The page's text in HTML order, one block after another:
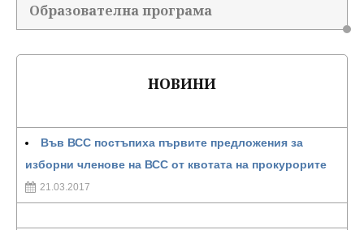
Образователна програма
НОВИНИ
Във ВСС постъпиха първите предложения за
изборни членове на ВСС от квотата на прокурорите
21.03.2017